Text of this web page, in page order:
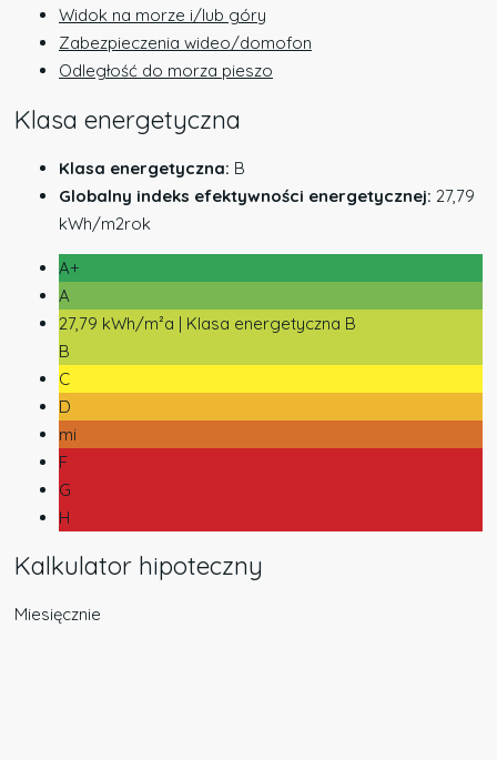
Widok na morze i/lub góry
Zabezpieczenia wideo/domofon
Odległość do morza pieszo
Klasa energetyczna
Klasa energetyczna: B
Globalny indeks efektywności energetycznej: 27,79
kWh/m2rok
A+
A
27,79 kWh/m²a | Klasa energetyczna B
B
C
D
mi
F
G
H
Kalkulator hipoteczny
Miesięcznie